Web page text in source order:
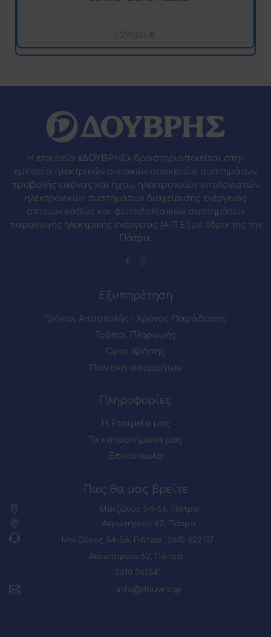
1.299,00 €
Η εταιρεία «ΔΟΥΒΡΗΣ» δραστηριοποιείται στην
εμπορία ηλεκτρικών οικιακών συσκευών, συστημάτων
προβολής εικόνας και ήχου, ηλεκτρονικών υπολογιστών,
ηλεκτρονικών συστημάτων διαχείρισης ενέργειας
σπιτιών καθώς και φωτοβολταϊκών συστημάτων
παραγωγής ηλεκτρικής ενέργειας (Α.Π.Ε.) με έδρα της την
Πάτρα.
Εξυπηρέτηση
Τρόποι Αποστολής - Χρόνος Παράδοσης
Τρόποι Πληρωμής
Όροι Χρήσης
Πολιτική απορρήτου
Πληροφορίες
Η Εταιρεία μας
Τα καταστήματα μας
Επικοινωνία
Πως θα μας βρείτε
Μαιζώνος 54-56, Πάτρα
Ακρωτηρίου 62, Πάτρα
Μαιζώνος 54-56, Πάτρα : 2610 622137
Ακρωτηρίου 62, Πάτρα :
2610 361541
info@douvris.gr